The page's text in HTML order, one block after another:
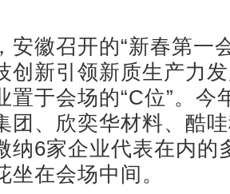
徽召开的“新春第一
创新引领新质生产力
置于会场的“C位”。今
团、欣奕华材料、酷
纳6家企业代表在内的
坐在会场中间。